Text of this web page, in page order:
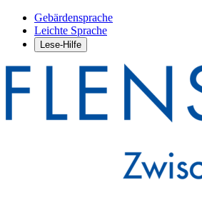
Gebärdensprache
Leichte Sprache
Lese-Hilfe